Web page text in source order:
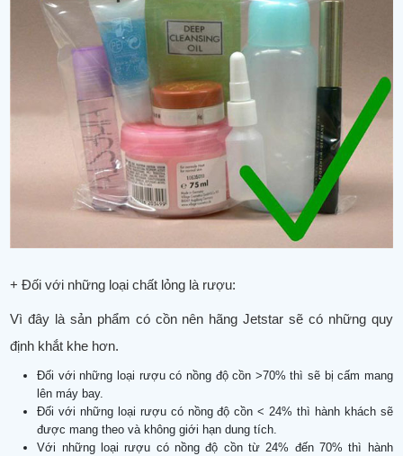
+ Đối với những loại chất lỏng là rượu:
Vì đây là sản phẩm có cồn nên hãng Jetstar sẽ có những quy
định khắt khe hơn.
Đối với những loại rượu có nồng độ cồn >70% thì sẽ bị cấm mang
lên máy bay.
Đối với những loại rượu có nồng độ cồn < 24% thì hành khách sẽ
được mang theo và không giới hạn dung tích.
Với những loại rượu có nồng độ cồn từ 24% đến 70% thì hành